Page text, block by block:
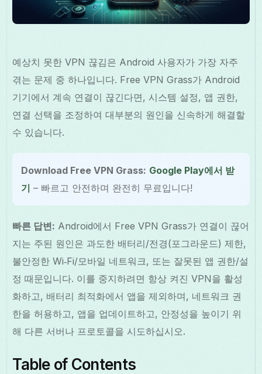
한국어
예상치 못한 VPN 끊김은 Android 사용자가 가장 자주
겪는 문제 중 하나입니다. Free VPN Grass가 Android
기기에서 계속 연결이 끊긴다면, 시스템 설정, 앱 권한,
연결 선택을 조정하여 대부분의 원인을 신속하게 해결할
수 있습니다.
Download Free VPN Grass: Google Play에서 받
기 – 빠르고 안전하며 완전히 무료입니다!
빠른 답변: Android에서 Free VPN Grass가 연결이 끊어
지는 주된 원인은 과도한 배터리/전경(포그라운드) 제한,
불안정한 Wi‑Fi/모바일 네트워크, 또는 잘못된 앱 권한/설
정 때문입니다. 이를 중지하려면 항상 켜진 VPN을 활성
화하고, 배터리 최적화에서 앱을 제외하며, 네트워크 권
한을 허용하고, 앱을 업데이트하고, 안정성을 높이기 위
해 다른 서버나 프로토콜을 시도하십시오.
Table of Contents